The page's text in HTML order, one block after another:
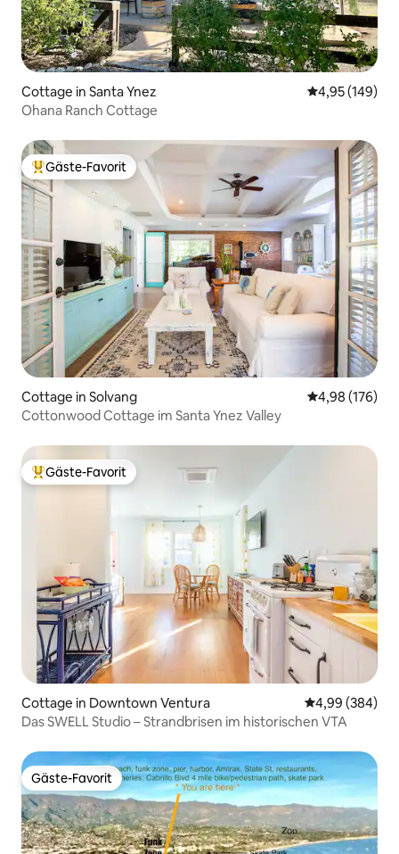
Cottage in Santa Ynez
4,95 (149)
Ohana Ranch Cottage
Beliebter Gäste-Favorit.
Gäste-Favorit
Cottage in Solvang
4,98 (176)
Cottonwood Cottage im Santa Ynez Valley
Beliebter Gäste-Favorit.
Gäste-Favorit
Cottage in Downtown Ventura
4,99 (384)
Das SWELL Studio – Strandbrisen im historischen VTA
Gäste-Favorit
Gäste-Favorit